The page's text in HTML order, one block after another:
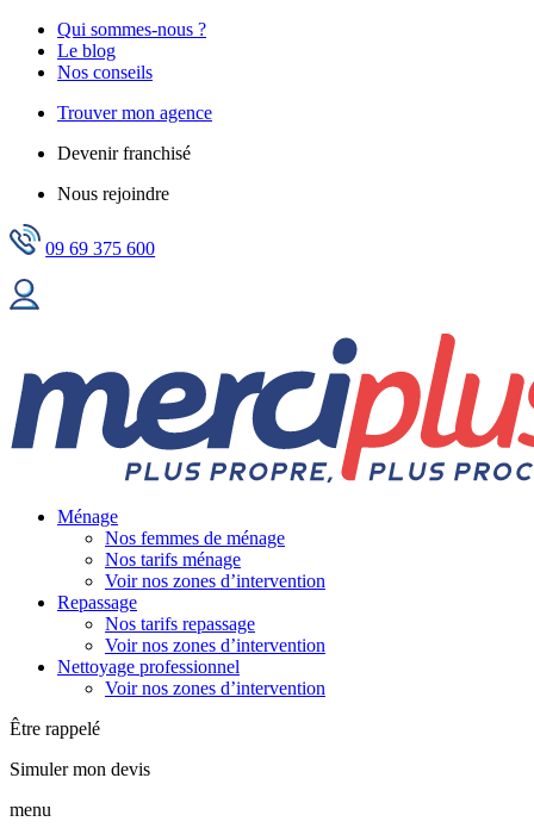
Qui sommes-nous ?
Le blog
Nos conseils
Trouver mon agence
Devenir franchisé
Nous rejoindre
09 69 375 600
Ménage
Nos femmes de ménage
Nos tarifs ménage
Voir nos zones d’intervention
Repassage
Nos tarifs repassage
Voir nos zones d’intervention
Nettoyage professionnel
Voir nos zones d’intervention
Être rappelé
Simuler mon devis
menu